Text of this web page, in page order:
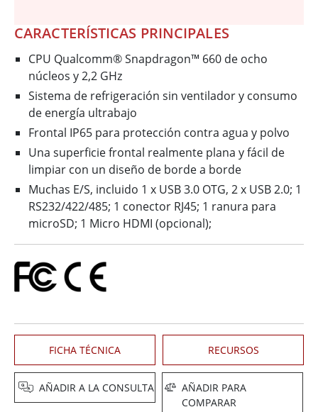
CARACTERÍSTICAS PRINCIPALES
CPU Qualcomm® Snapdragon™ 660 de ocho
núcleos y 2,2 GHz
Sistema de refrigeración sin ventilador y consumo
de energía ultrabajo
Frontal IP65 para protección contra agua y polvo
Una superficie frontal realmente plana y fácil de
limpiar con un diseño de borde a borde
Muchas E/S, incluido 1 x USB 3.0 OTG, 2 x USB 2.0; 1
RS232/422/485; 1 conector RJ45; 1 ranura para
microSD; 1 Micro HDMI (opcional);
FICHA TÉCNICA RECURSOS
AÑADIR A LA CONSULTA
AÑADIR PARA
COMPARAR